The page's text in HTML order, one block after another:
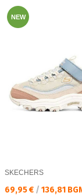
NEW
SKECHERS
Текуща цена:
69,95 € / 136,81